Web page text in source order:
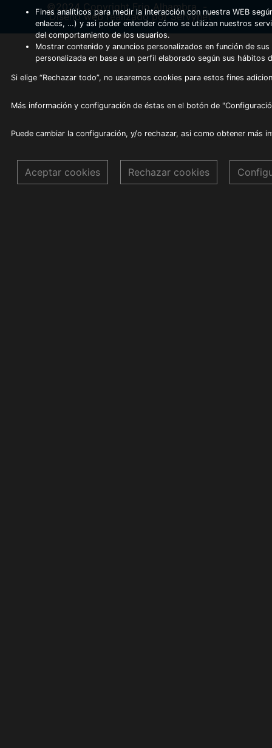
©2024 Copyright Frio Alhambra
Diseño web realizado por Servynet
Fines analíticos para medir la interacción con nuestra WEB
enlaces, …) y asi poder entender cómo se utilizan nuestros
del comportamiento de los usuarios.
Mostrar contenido y anuncios personalizados en función de
personalizada en base a un perfil elaborado según sus hábitos
Si elige “Rechazar todo”, no usaremos cookies para estos fines
Más información y configuración de éstas en el botón de
Puede cambiar la configuración, y/o rechazar, asi como obtener más
Aceptar cookies Rechazar cookies